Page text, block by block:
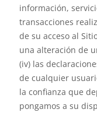
información,
transacciones
de su acceso al
una alteración de
(iv) las
de cualquier
la confianza que
pongamos a su